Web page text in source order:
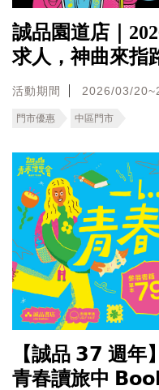
誠品園道店｜
求人，神曲來指
活動期間 2026/03/
門市優惠 中區門市
【誠品 𝟯𝟳 週年
青春讀旅中